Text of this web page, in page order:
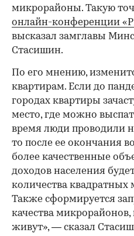
микрорайоны. Такую
онлайн-конференции
высказал замглавы
Стасишин.
По его мнению,
квартирам. Если до
городах квартиры
место, где можно
время люди проводили
то после ее окончания
более качественные
доходов населения
количества квадратных
Также сформируется
качества
живут», — сказал